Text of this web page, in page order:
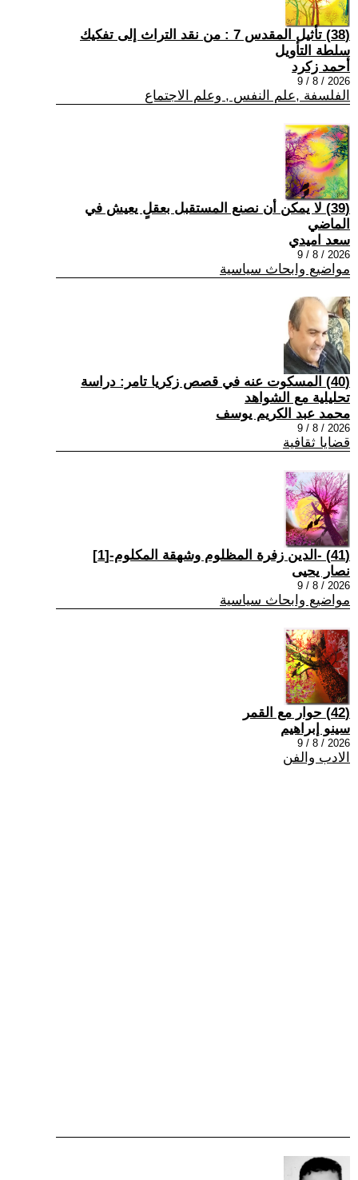
(38) تأثيل المقدس 7 : من نقد التراث إلى تفكيك
سلطة التأويل
أحمد زكرد
2026 / 8 / 9
الفلسفة ,علم النفس , وعلم الاجتماع
(39) لا يمكن أن نصنع المستقبل بعقلٍ يعيش في
الماضي
سعد اميدي
2026 / 8 / 9
مواضيع وابحاث سياسية
(40) المسكوت عنه في قصص زكريا تامر: دراسة
تحليلية مع الشواهد
محمد عبد الكريم يوسف
2026 / 8 / 9
قضايا ثقافية
(41) -الدين زفرة المظلوم وشهقة المكلوم-[1]
نصار يحيى
2026 / 8 / 9
مواضيع وابحاث سياسية
(42) حوار مع القمر
سينو إبراهيم
2026 / 8 / 9
الادب والفن